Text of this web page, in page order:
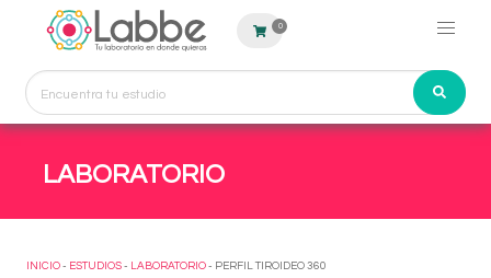
0
LABORATORIO
INICIO - ESTUDIOS - LABORATORIO - PERFIL TIROIDEO 360